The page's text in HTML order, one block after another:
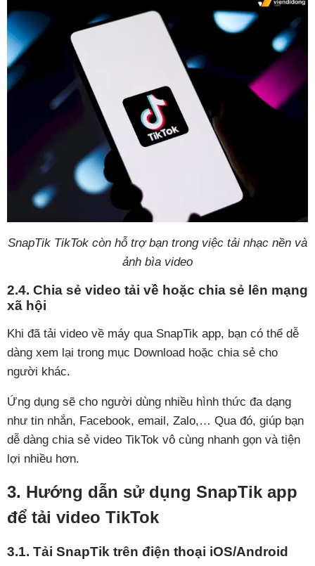
SnapTik TikTok còn hỗ trợ bạn trong việc tải nhạc nền và
ảnh bìa video
2.4. Chia sẻ video tải về hoặc chia sẻ lên mạng
xã hội
Khi đã tải video về máy qua SnapTik app, bạn có thể dễ
dàng xem lại trong mục Download hoặc chia sẻ cho
người khác.
Ứng dụng sẽ cho người dùng nhiều hình thức đa dạng
như tin nhắn, Facebook, email, Zalo,… Qua đó, giúp bạn
dễ dàng chia sẻ video TikTok vô cùng nhanh gọn và tiện
lợi nhiều hơn.
3. Hướng dẫn sử dụng SnapTik app
để tải video TikTok
3.1. Tải SnapTik trên điện thoại iOS/Android